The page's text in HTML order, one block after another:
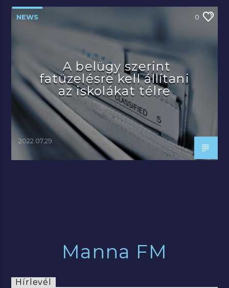
NEWS 0
A belügy szerint
fatüzelésre kell állítani
az iskolákat télre
2022.07.29.
Manna FM
Hírlevél